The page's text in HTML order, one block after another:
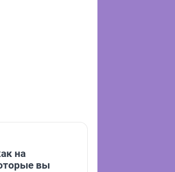
на
вы